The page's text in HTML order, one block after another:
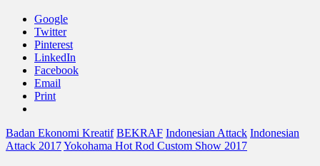
Google
Twitter
Pinterest
LinkedIn
Facebook
Email
Print
Badan Ekonomi Kreatif BEKRAF Indonesian Attack Indonesian
Attack 2017Yokohama Hot Rod Custom Show 2017